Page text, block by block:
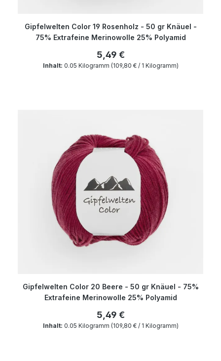
Gipfelwelten Color 19 Rosenholz - 50 gr Knäuel -
75% Extrafeine Merinowolle 25% Polyamid
5,49 €
Inhalt: 0.05 Kilogramm (109,80 € / 1 Kilogramm)
Gipfelwelten Color 20 Beere - 50 gr Knäuel - 75%
Extrafeine Merinowolle 25% Polyamid
5,49 €
Inhalt: 0.05 Kilogramm (109,80 € / 1 Kilogramm)